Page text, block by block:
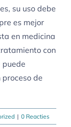
su uso debe
es mejor
en medicina
con
puede
de
| 0 Reacties